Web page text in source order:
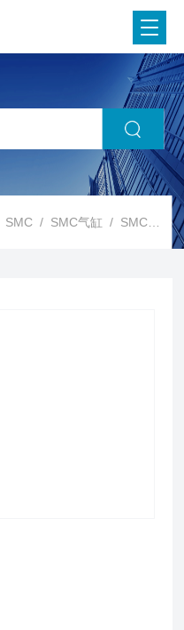
SMC / SMC气缸 / SMC代理SMC计测气缸